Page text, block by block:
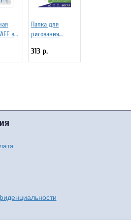
в
ГОСТ
Папка для
рисования
листов, 297х420
мм 129224
313 р.